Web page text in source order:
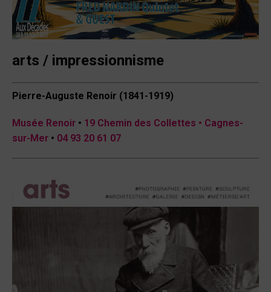
arts / impressionnisme
Pierre-Auguste Renoir (1841-1919)
Musée Renoir • 19 Chemin des Collettes • Cagnes-
sur-Mer • 04 93 20 61 07